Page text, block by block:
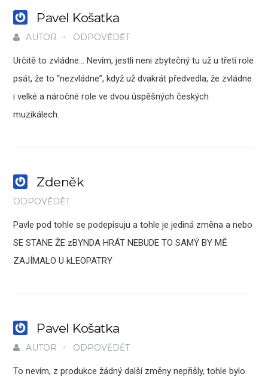
Pavel Košatka
AUTOR ODPOVĚDĚT
Určitě to zvládne… Nevím, jestli neni zbytečný tu už u třetí role
psát, že to “nezvládne”, když už dvakrát předvedla, že zvládne
i velké a náročné role ve dvou úspěšných českých
muzikálech.
Zdeněk
ODPOVĚDĚT
Pavle pod tohle se podepisuju a tohle je jediná změna a nebo
SE STANE ŽE zBYNDA HRÁT NEBUDE TO SAMÝ BY MĚ
ZAJÍMALO U kLEOPATRY
Pavel Košatka
AUTOR ODPOVĚDĚT
To nevím, z produkce žádný další změny nepřišly, tohle bylo